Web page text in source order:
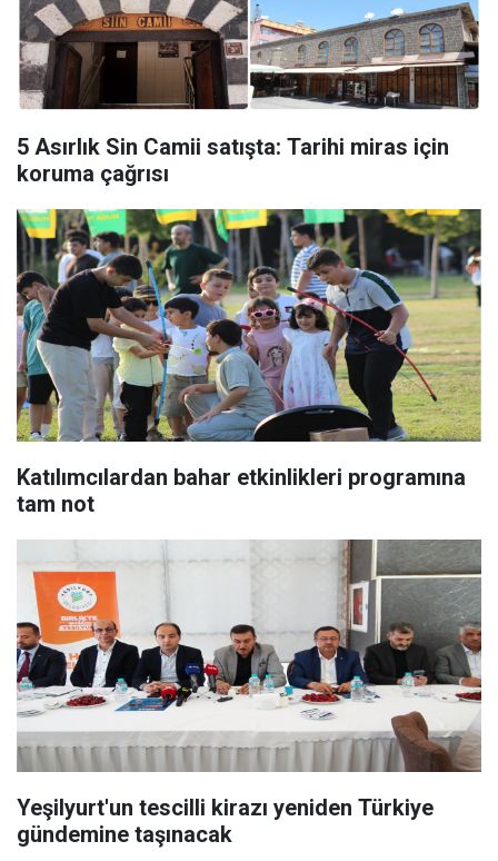
5 Asırlık Sin Camii satışta: Tarihi miras için
koruma çağrısı
Katılımcılardan bahar etkinlikleri programına
tam not
Yeşilyurt'un tescilli kirazı yeniden Türkiye
gündemine taşınacak